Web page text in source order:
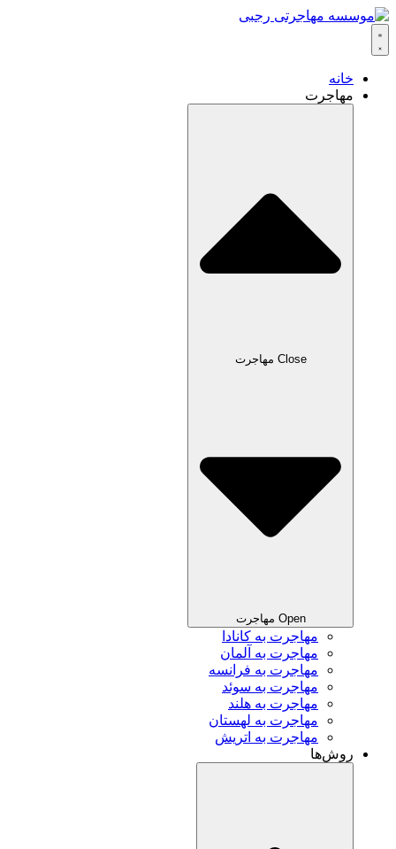
خانه
مهاجرت
Close مهاجرت
Open مهاجرت
مهاجرت به کانادا
مهاجرت به آلمان
مهاجرت به فرانسه
مهاجرت به سوئد
مهاجرت به هلند
مهاجرت به لهستان
مهاجرت به اتریش
روش‌ها